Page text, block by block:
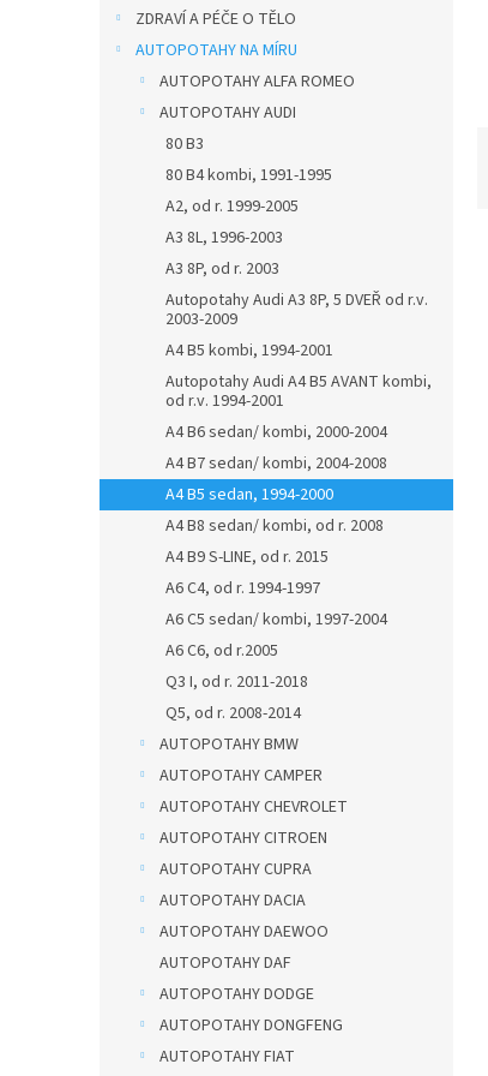
ZDRAVÍ A PÉČE O TĚLO
AUTOPOTAHY NA MÍRU
AUTOPOTAHY ALFA ROMEO
AUTOPOTAHY AUDI
80 B3
80 B4 kombi, 1991-1995
A2, od r. 1999-2005
A3 8L, 1996-2003
A3 8P, od r. 2003
Autopotahy Audi A3 8P, 5 DVEŘ od r.v.
2003-2009
A4 B5 kombi, 1994-2001
Autopotahy Audi A4 B5 AVANT kombi,
od r.v. 1994-2001
A4 B6 sedan/ kombi, 2000-2004
A4 B7 sedan/ kombi, 2004-2008
A4 B5 sedan, 1994-2000
A4 B8 sedan/ kombi, od r. 2008
A4 B9 S-LINE, od r. 2015
A6 C4, od r. 1994-1997
A6 C5 sedan/ kombi, 1997-2004
A6 C6, od r.2005
Q3 I, od r. 2011-2018
Q5, od r. 2008-2014
AUTOPOTAHY BMW
AUTOPOTAHY CAMPER
AUTOPOTAHY CHEVROLET
AUTOPOTAHY CITROEN
AUTOPOTAHY CUPRA
AUTOPOTAHY DACIA
AUTOPOTAHY DAEWOO
AUTOPOTAHY DAF
AUTOPOTAHY DODGE
AUTOPOTAHY DONGFENG
AUTOPOTAHY FIAT